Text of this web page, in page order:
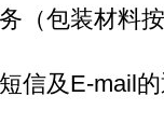
（包装材料
信及E-mail